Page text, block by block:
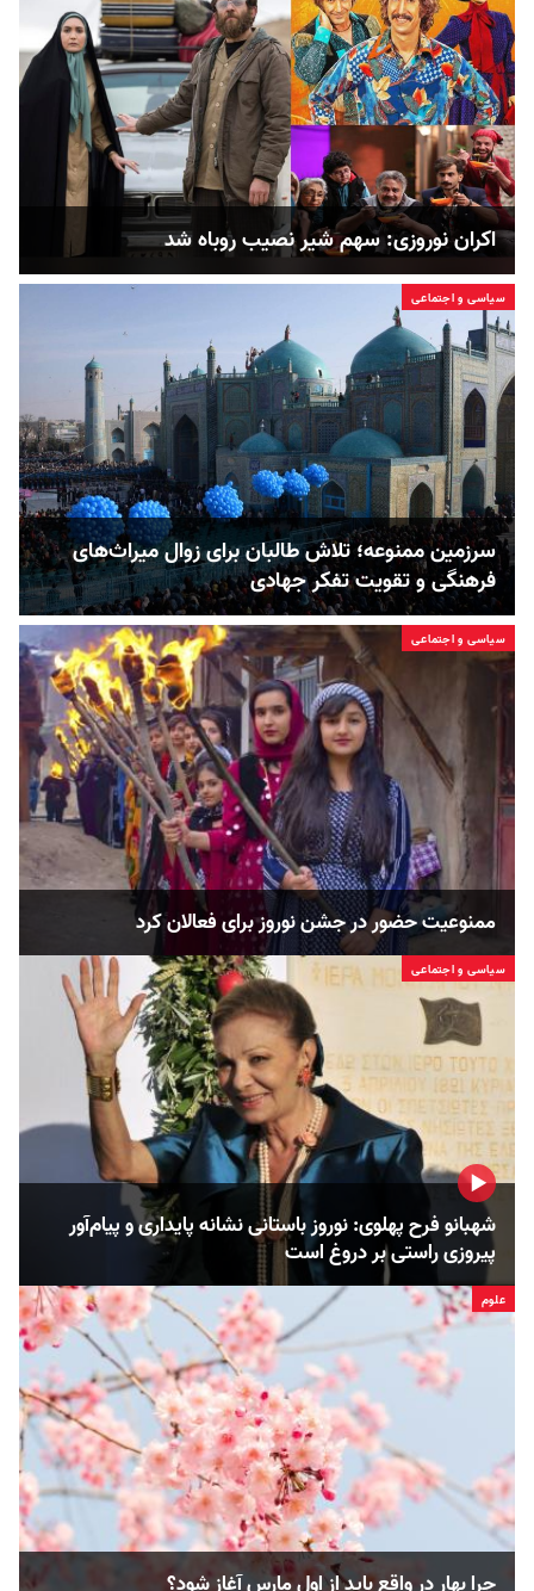
اکران نوروزی: سهم شیر نصیب روباه شد
سیاسی و اجتماعی
سرزمین ممنوعه؛ تلاش طالبان برای زوال میراث‌های
فرهنگی و تقویت تفکر جهادی
سیاسی و اجتماعی
ممنوعیت حضور در جشن نوروز برای فعالان کرد
سیاسی و اجتماعی
شهبانو فرح پهلوی: نوروز باستانی نشانه پایداری و پیام‌آور
پیروزی راستی بر دروغ است
علوم
چرا بهار در واقع باید از اول مارس آغاز شود؟